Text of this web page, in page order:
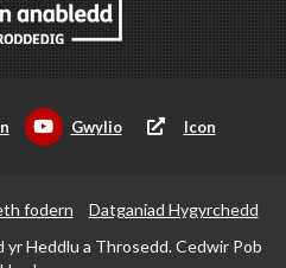
Gwylio Icon
fodern
Datganiad Hygyrchedd
Heddlu a Throsedd. Cedwir Pob